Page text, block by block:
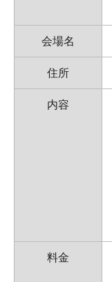
会場名
住所
内容
料金